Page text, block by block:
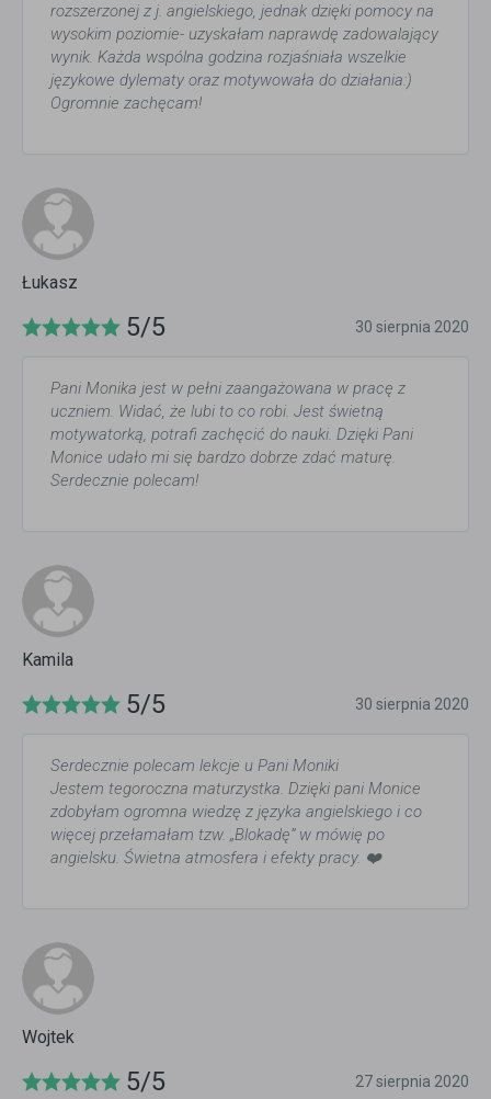
rozszerzonej z j. angielskiego, jednak dzięki pomocy na
wysokim poziomie- uzyskałam naprawdę zadowalający
wynik. Każda wspólna godzina rozjaśniała wszelkie
językowe dylematy oraz motywowała do działania:)
Ogromnie zachęcam!
Łukasz
5/5 30 sierpnia 2020
Pani Monika jest w pełni zaangażowana w pracę z
uczniem. Widać, że lubi to co robi. Jest świetną
motywatorką, potrafi zachęcić do nauki. Dzięki Pani
Monice udało mi się bardzo dobrze zdać maturę.
Serdecznie polecam!
Kamila
5/5 30 sierpnia 2020
Serdecznie polecam lekcje u Pani Moniki
Jestem tegoroczna maturzystka. Dzięki pani Monice
zdobyłam ogromna wiedzę z języka angielskiego i co
więcej przełamałam tzw. „Blokadę” w mówię po
angielsku. Świetna atmosfera i efekty pracy. ❤️
Wojtek
5/5 27 sierpnia 2020